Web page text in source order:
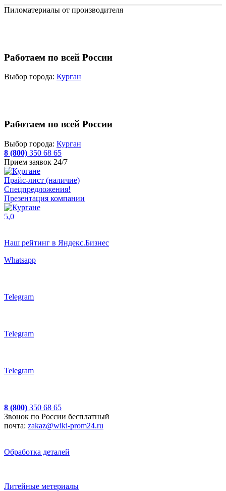
Пиломатериалы от производителя
Работаем по всей России
Выбор города: Курган
Работаем по всей России
Выбор города: Курган
8 (800) 350 68 65
Прием заявок 24/7
Прайс-лист (наличие)
Спецпредложения!
Презентация компании
5,0
Наш рейтинг в Яндекс.Бизнес
Whatsapp
Telegram
Telegram
Telegram
8 (800) 350 68 65
Звонок по России бесплатный
почта: zakaz@wiki-prom24.ru
Обработка деталей
Литейные метериалы